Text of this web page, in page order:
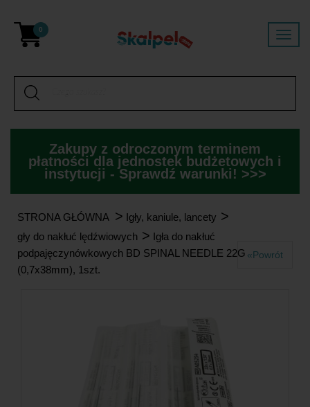
0
Zakupy z odroczonym terminem
płatności dla jednostek budżetowych i
instytucji - Sprawdź warunki! >>>
STRONA GŁÓWNA > Igły, kaniule, lancety >
Igły do nakłuć lędźwiowych > Igła do nakłuć
podpajęczynówkowych BD SPINAL NEEDLE 22G
(0,7x38mm), 1szt.
«Powrót